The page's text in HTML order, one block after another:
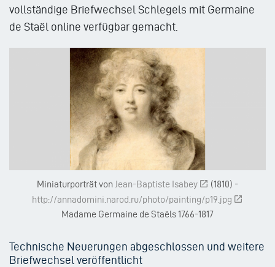
vollständige Briefwechsel Schlegels mit Germaine
de Staël online verfügbar gemacht.
Miniaturporträt von Jean-Baptiste Isabey
(1810) -
http://annadomini.narod.ru/photo/painting/p19.jpg
Madame Germaine de Staëls 1766-1817
Technische Neuerungen abgeschlossen und weitere
Briefwechsel veröffentlicht